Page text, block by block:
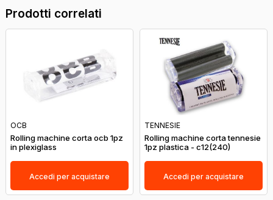
Prodotti correlati
OCB
Rolling machine corta ocb 1pz
in plexiglass
Accedi per acquistare
TENNESIE
Rolling machine corta tennesie
1pz plastica - c12(240)
Accedi per acquistare